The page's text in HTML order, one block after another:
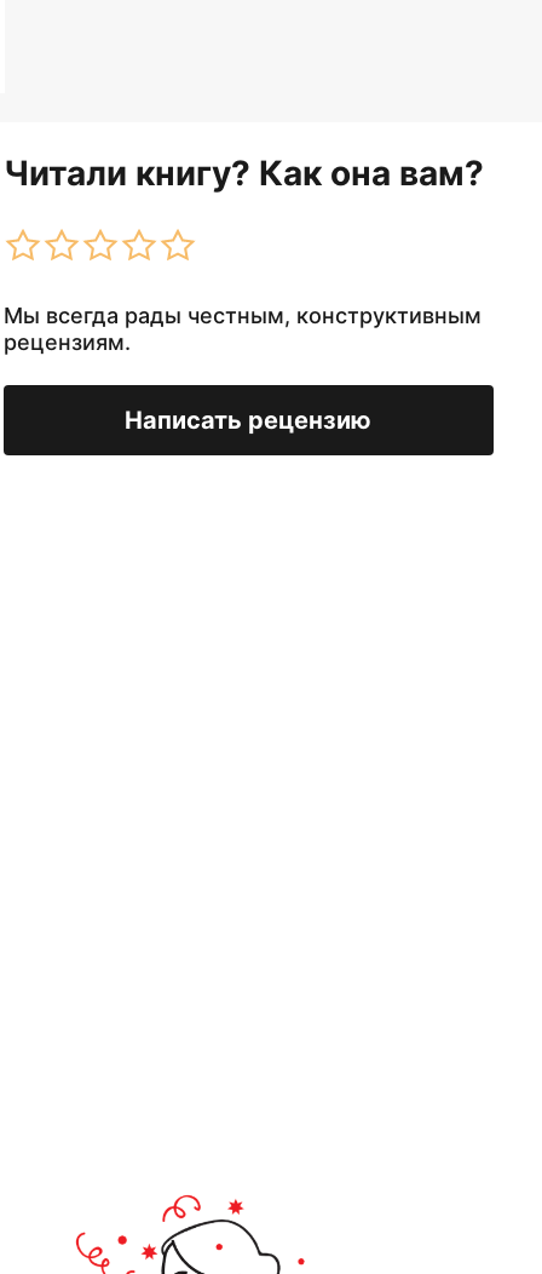
Читали книгу? Как она вам?
Мы всегда рады честным, конструктивным
рецензиям.
Написать рецензию